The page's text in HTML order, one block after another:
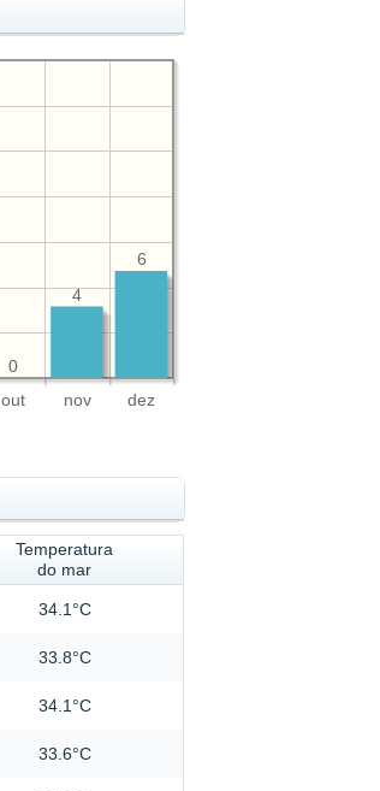
out nov dez
6
4
0
Temperatura
do mar
34.1°C
33.8°C
34.1°C
33.6°C